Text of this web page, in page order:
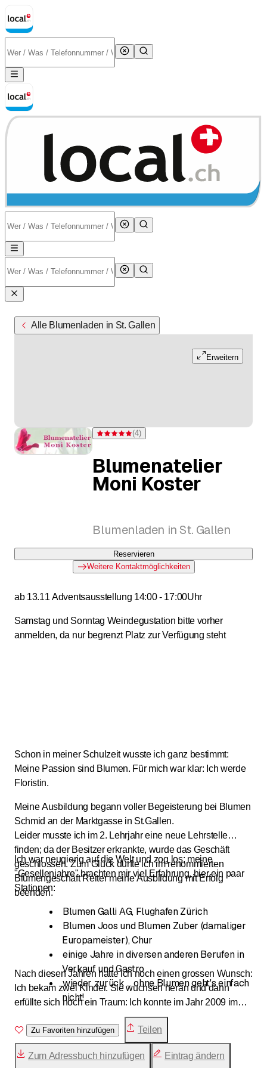
Alle Blumenladen in St. Gallen
Erweitern
Bewertung 5 von 5 Sternen bei 4 Bewertungen
(4)
Blumenatelier
Moni Koster
Blumenladen in St. Gallen
Reservieren
Weitere Kontaktmöglichkeiten
ab 13.11 Adventsausstellung 14:00 - 17:00Uhr
Samstag und Sonntag Weindegustation bitte vorher
anmelden, da nur begrenzt Platz zur Verfügung steht
Schon in meiner Schulzeit wusste ich ganz bestimmt:
Meine Passion sind Blumen. Für mich war klar: Ich werde
Floristin.
Meine Ausbildung begann voller Begeisterung bei Blumen
Schmid an der Marktgasse in St.Gallen.
Leider musste ich im 2. Lehrjahr eine neue Lehrstelle
finden; da der Besitzer erkrankte, wurde das Geschäft
geschlossen. Zum Glück durfte ich im renommierten
Blumengeschäft Reiter meine Ausbildung mit Erfolg
beenden.
Ich war neugierig auf die Welt und zog los; meine
"Gesellenjahre" brachten mir viel Erfahrung, hier ein paar
Stationen:
Blumen Galli AG, Flughafen Zürich
Blumen Joos und Blumen Zuber (damaliger
Europameister), Chur
einige Jahre in diversen anderen Berufen in
Verkauf und Gastro
wieder zurück ... ohne Blumen geht's einfach
nicht!
Nach diesen Jahren hatte ich noch einen grossen Wunsch:
Ich bekam zwei Kinder. Sie wuchsen heran und dann
erfüllte sich noch ein Traum: Ich konnte im Jahr 2009 im
Haus, in dem wir wohnen, ein kleines und feines
Blumenatelier eröffnen. Die Möglichkeit, Beruf und Familie
unter einen Hut zu bringen, ist somit perfekt. Heute bringt
es mir die Flexibilität, die in unserer Zeit gewünscht wird,
Zu Favoriten hinzufügen Teilen
Zum Adressbuch hinzufügen Eintrag ändern